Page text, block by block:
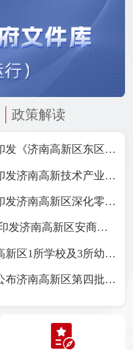
政策解读
济南高新区管委会关于印发《济南高新区东区综合发展规划》的通知
济南高新区管委会关于印发济南高新技术产业开发区噪声敏感建筑物集中区域划分方案（试行）的通知
济南高新区管委会关于印发济南高新区深化零基预算改革实施方案的通知
济南高新区管委会 关于印发济南高新区安商稳商服务工作机制的通知
济南高新区管委会关于高新区1所学校及3所幼儿园命名情况的批复
济南高新区管委会关于公布济南高新区第四批区级非物质文化遗产代表性项目名录及第四批区级非物质文化遗产项目代表性传承人名单的通知